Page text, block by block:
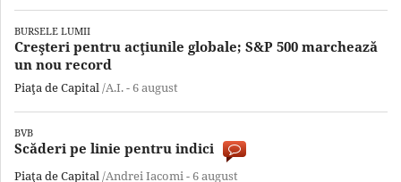
BURSELE LUMII
Creşteri pentru acţiunile globale; S&P 500 marchează
un nou record
Piaţa de Capital/A.I. -6 august
BVB
Scăderi pe linie pentru indici
Piaţa de Capital/Andrei Iacomi -6 august